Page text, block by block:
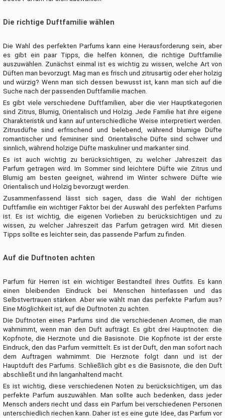
Die richtige Duftfamilie wählen
Die Wahl des perfekten Parfums kann eine Herausforderung sein, aber
es gibt ein paar Tipps, die helfen können, die richtige Duftfamilie
auszuwählen. Zunächst einmal ist es wichtig zu wissen, welche Art von
Düften man bevorzugt. Mag man es frisch und zitrusartig oder eher holzig
und würzig? Wenn man sich dessen bewusst ist, kann man sich auf die
Suche nach der passenden Duftfamilie machen.
Es gibt viele verschiedene Duftfamilien, aber die vier Hauptkategorien
sind Zitrus, Blumig, Orientalisch und Holzig. Jede Familie hat ihre eigene
Charakteristik und kann auf unterschiedliche Weise interpretiert werden.
Zitrusdüfte sind erfrischend und belebend, während blumige Düfte
romantischer und femininer sind. Orientalische Düfte sind schwer und
sinnlich, während holzige Düfte maskuliner und markanter sind.
Es ist auch wichtig zu berücksichtigen, zu welcher Jahreszeit das
Parfum getragen wird. Im Sommer sind leichtere Düfte wie Zitrus und
Blumig am besten geeignet, während im Winter schwere Düfte wie
Orientalisch und Holzig bevorzugt werden.
Zusammenfassend lässt sich sagen, dass die Wahl der richtigen
Duftfamilie ein wichtiger Faktor bei der Auswahl des perfekten Parfums
ist. Es ist wichtig, die eigenen Vorlieben zu berücksichtigen und zu
wissen, zu welcher Jahreszeit das Parfum getragen wird. Mit diesen
Tipps sollte es leichter sein, das passende Parfum zu finden.
Auf die Duftnoten achten
Parfum für Herren ist ein wichtiger Bestandteil ihres Outfits. Es kann
einen bleibenden Eindruck bei Menschen hinterlassen und das
Selbstvertrauen stärken. Aber wie wählt man das perfekte Parfum aus?
Eine Möglichkeit ist, auf die Duftnoten zu achten.
Die Duftnoten eines Parfums sind die verschiedenen Aromen, die man
wahrnimmt, wenn man den Duft aufträgt. Es gibt drei Hauptnoten: die
Kopfnote, die Herznote und die Basisnote. Die Kopfnote ist der erste
Eindruck, den das Parfum vermittelt. Es ist der Duft, den man sofort nach
dem Auftragen wahrnimmt. Die Herznote folgt dann und ist der
Hauptduft des Parfums. Schließlich gibt es die Basisnote, die den Duft
abschließt und ihn langanhaltend macht.
Es ist wichtig, diese verschiedenen Noten zu berücksichtigen, um das
perfekte Parfum auszuwählen. Man sollte auch bedenken, dass jeder
Mensch anders riecht und dass ein Parfum bei verschiedenen Personen
unterschiedlich riechen kann. Daher ist es eine gute Idee, das Parfum vor